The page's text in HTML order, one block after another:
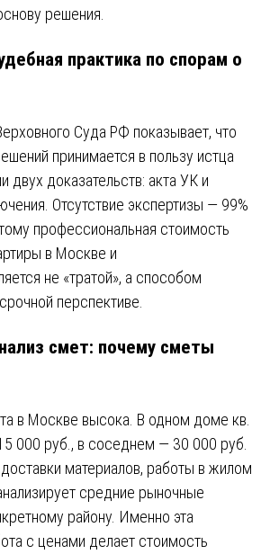
решения.
практика по спорам о
Суда РФ показывает, что
принимается в пользу истца
двух доказательств: акта УК и
Отсутствие экспертизы — 99%
профессиональная стоимость
в Москве и
не «тратой», а способом
перспективе.
смет: почему сметы
в Москве высока. В одном доме кв.
000 руб., в соседнем — 30 000 руб.
материалов, работы в жилом
средние рыночные
району. Именно эта
с ценами делает стоимость